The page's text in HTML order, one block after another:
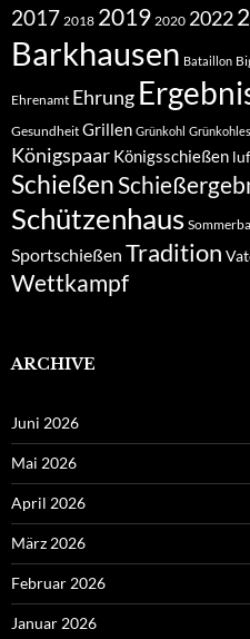
2017 2018 2019 2020 2022
Barkhausen Bataillon
Ehrenamt Ehrung
Gesundheit Grillen Grünkohl
Königspaar Königsschießen
Schießen
Schützenhaus
Sportschießen Tradition
Wettkampf
ARCHIVE
Juni 2026
Mai 2026
April 2026
März 2026
Februar 2026
Januar 2026